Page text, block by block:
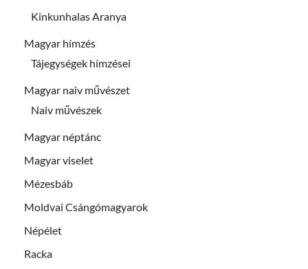
Kinkunhalas Aranya
Magyar hímzés
Tájegységek hímzései
Magyar naiv művészet
Naiv művészek
Magyar néptánc
Magyar viselet
Mézesbáb
Moldvai Csángómagyarok
Népélet
Racka